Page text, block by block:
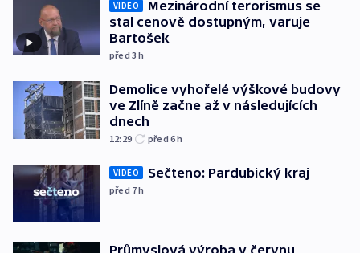
VIDEO
Mezinárodní terorismus se
stal cenově dostupným, varuje
Bartošek
před 3h
Demolice vyhořelé výškové budovy
ve Zlíně začne až v následujících
dnech
12:29 před 6h
VIDEO Sečteno: Pardubický kraj
před 7h
Průmyslová výroba v červnu